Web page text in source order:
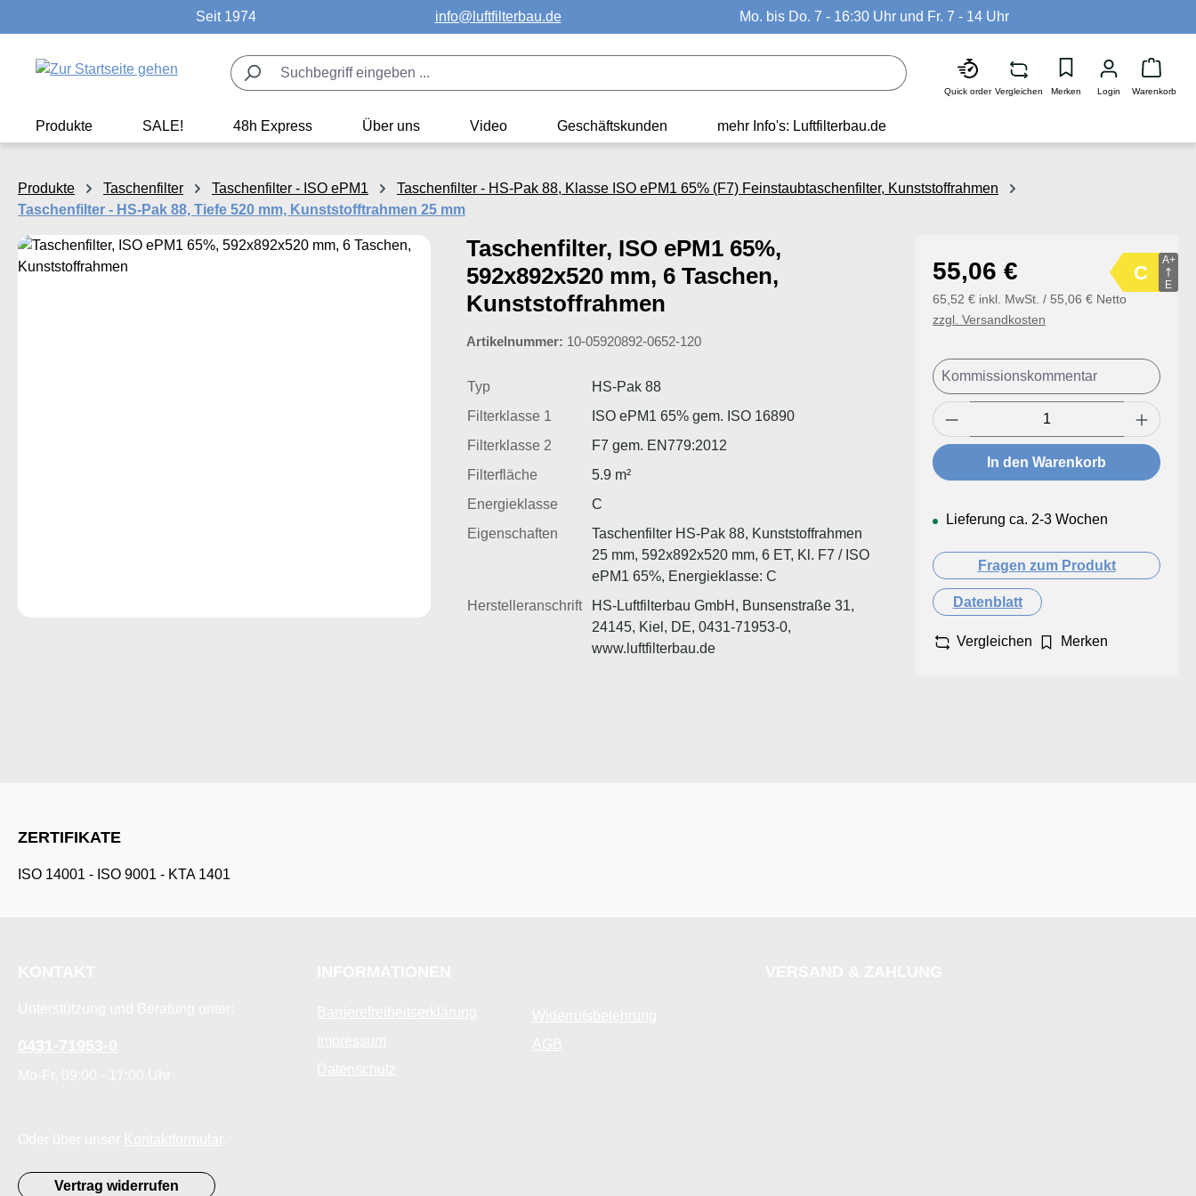
Zur Hauptnavigation springenSeit 1974 info@luftfilterbau.de Mo. bis Do. 7 - 16:30 Uhr und Fr. 7 - 14 Uhr
Quick order Vergleichen Merken Login Warenkorb
Produkte SALE! 48h Express Über uns Video Geschäftskunden mehr Info's: Luftfilterbau.de
Produkte Taschenfilter Taschenfilter - ISO ePM1
Taschenfilter - HS-Pak 88, Klasse ISO ePM1 65% (F7) Feinstaubtaschenfilter, Kunststoffrahmen
Taschenfilter - HS-Pak 88, Tiefe 520 mm, Kunststofftrahmen 25 mm
Bildergalerie überspringen
Taschenfilter, ISO ePM1 65%,
592x892x520 mm, 6 Taschen,
Kunststoffrahmen
Artikelnummer: 10-05920892-0652-120
Typ
HS-Pak 88
Filterklasse 1
ISO ePM1 65% gem. ISO 16890
Filterklasse 2
F7 gem. EN779:2012
Filterfläche
5.9 m²
Energieklasse
C
Eigenschaften
Taschenfilter HS-Pak 88, Kunststoffrahmen
25 mm, 592x892x520 mm, 6 ET, Kl. F7 / ISO
ePM1 65%, Energieklasse: C
Herstelleranschrift
HS-Luftfilterbau GmbH, Bunsenstraße 31,
24145, Kiel, DE, 0431-71953-0,
www.luftfilterbau.de
Regulärer Preis:
55,06 €
65,52 € inkl. MwSt. / 55,06 € Netto
zzgl. Versandkosten
Produkt Anzahl: Gib den
In den Warenkorb
Lieferung ca. 2-3 Wochen
C
A+
E
Fragen zum Produkt
Datenblatt
Vergleichen Merken
ZERTIFIKATE
ISO 14001 - ISO 9001 - KTA 1401
Vertrag widerrufen